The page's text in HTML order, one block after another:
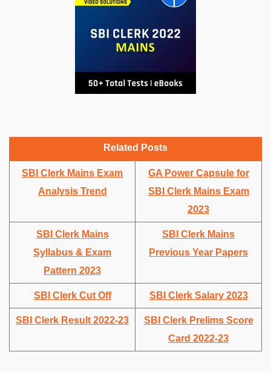
Related Posts
SBI Clerk Mains Exam
Analysis Trend
GA Power Capsule for
SBI Clerk Mains Exam
2023
SBI Clerk Mains
Syllabus & Exam
Pattern 2023
SBI Clerk Mains
Previous Year Papers
SBI Clerk Cut Off SBI Clerk Salary 2023
SBI Clerk Result 2022-23
SBI Clerk Prelims Score
Card 2022-23